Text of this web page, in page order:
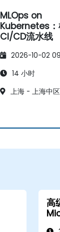
MLOps on
Kubernetes：
CI/CD流水线
2026-10-02
14 小时
上海 - 上海中
高